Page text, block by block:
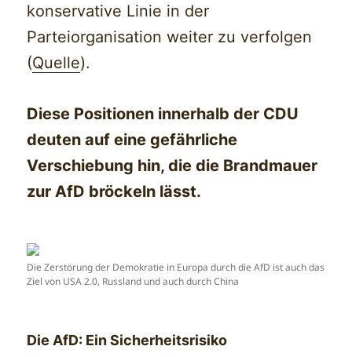
konservative Linie in der
Parteiorganisation weiter zu verfolgen
(Quelle).
Diese Positionen innerhalb der CDU
deuten auf eine gefährliche
Verschiebung hin, die die Brandmauer
zur AfD bröckeln lässt.
Die Zerstörung der Demokratie in Europa durch die AfD ist auch das
Ziel von USA 2.0, Russland und auch durch China
Die AfD: Ein Sicherheitsrisiko